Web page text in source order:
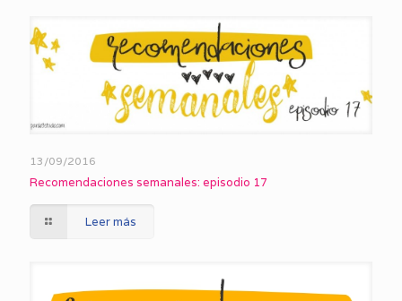
13/09/2016
Recomendaciones semanales: episodio 17
Leer más